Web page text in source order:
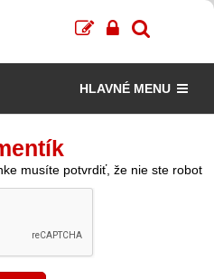
HLAVNÉ MENU
musíte potvrdiť, že nie ste robot